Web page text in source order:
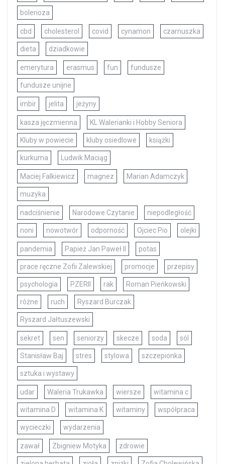
bolerioza
cbd cholesterol covid cynamon czarnuszka
dieta dziadkowie
emerytura erasmus fun fundusze
fundusze unijne
imbir jelita jeżyny
kasza jęczmienna KL Walerianki i Hobby Seniora
Kluby w powiecie kluby osiedlowe książki
kurkuma Ludwik Maciąg
Maciej Falkiewicz magnez Marian Adamczyk
muzyka
nadciśnienie Narodowe Czytanie niepodległość
noni nowotwór odporność Ojciec Pio olejki
pandemia Papież Jan Paweł II potas
prace ręczne Zofii Zalewskiej promocje przepisy
psychologia PZERII rak Roman Pieńkowski
różne ruch Ryszard Burczak
Ryszard Jałtuszewski
sekret sen seniorzy skecze soda sól
Stanisław Baj stres stylowa szczepionka
sztuka i wystawy
udar Waleria Trukawka wiersze witamina c
witamina D witamina K witaminy współpraca
wycieczki wydarzenia
zawał Zbigniew Motyka zdrowie